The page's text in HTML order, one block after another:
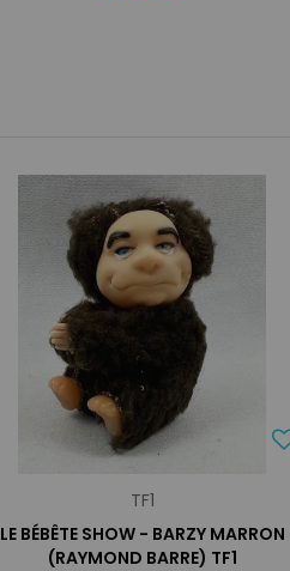
TF1
LE BÉBÊTE SHOW - BARZY MARRON
(RAYMOND BARRE) TF1